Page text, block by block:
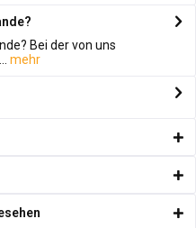
Bei der von uns
mehr